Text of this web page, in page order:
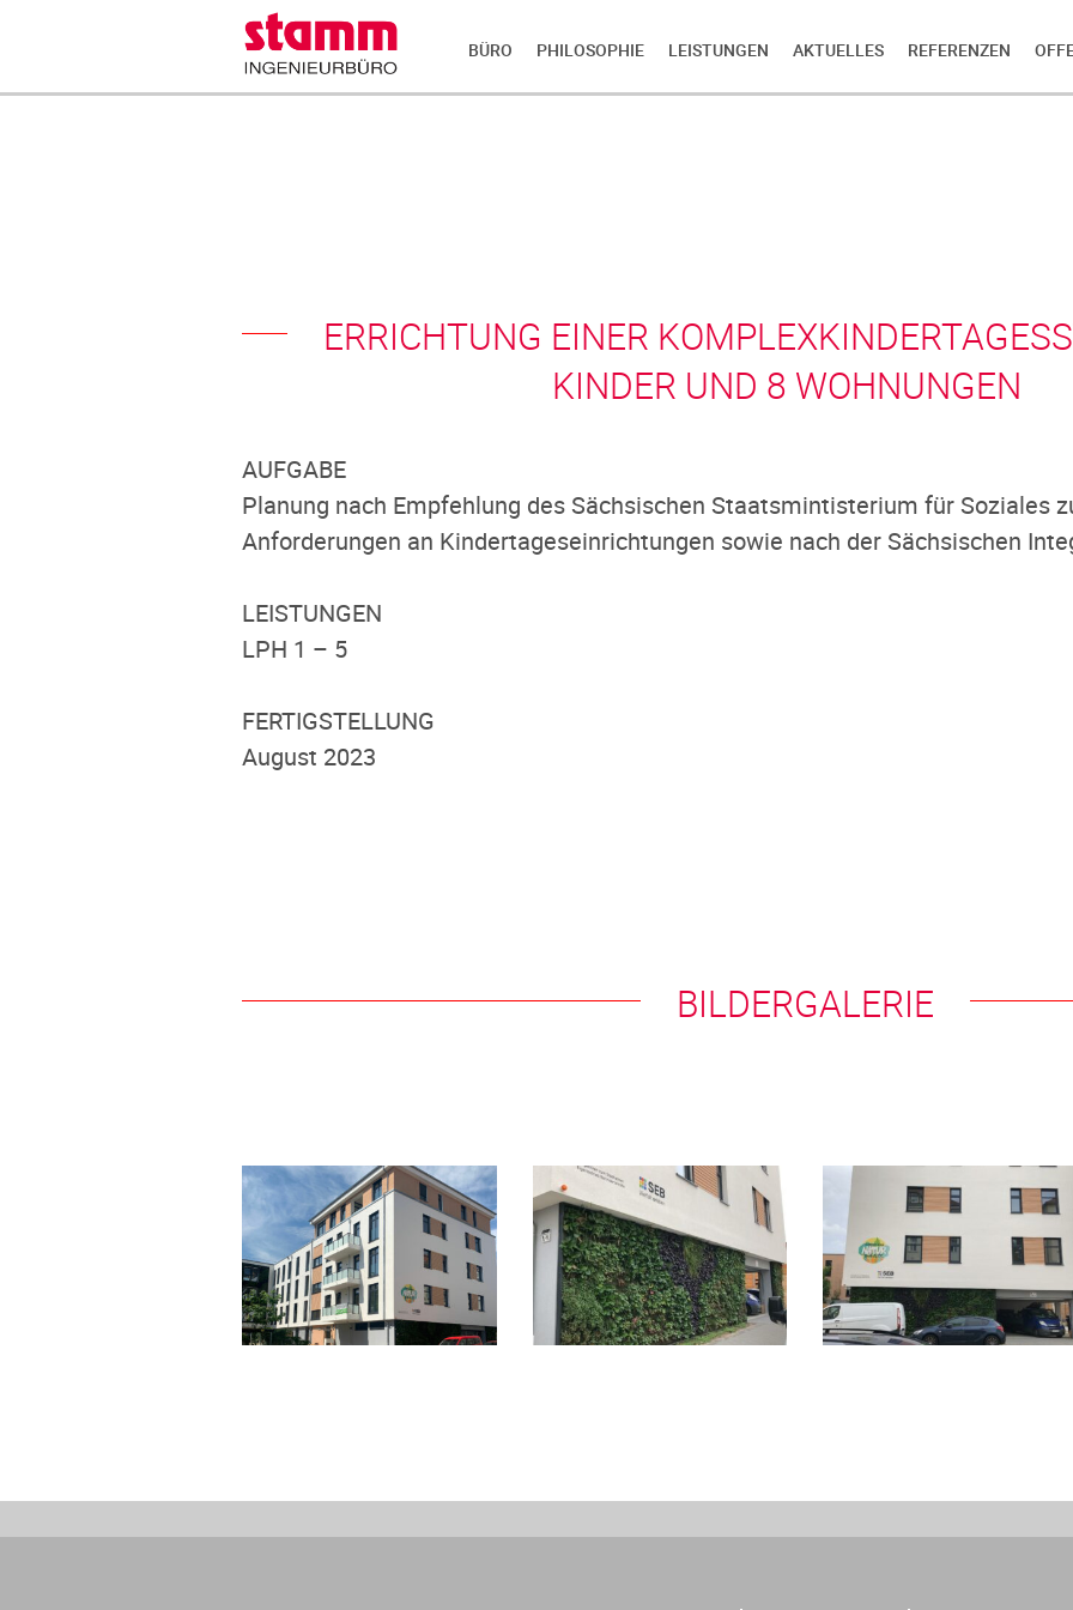
BÜRO PHILOSOPHIE LEISTUNGEN AKTUELLES REFERENZEN
ERRICHTUNG EINER
KINDER UND 8 WOHNUNGEN
AUFGABE
Planung nach Empfehlung des Sächsischen Staatsmintisterium für Soziales
Anforderungen an Kindertageseinrichtungen sowie nach der Sächsischen
LEISTUNGEN
LPH 1 – 5
FERTIGSTELLUNG
August 2023
BILDERGALERIE